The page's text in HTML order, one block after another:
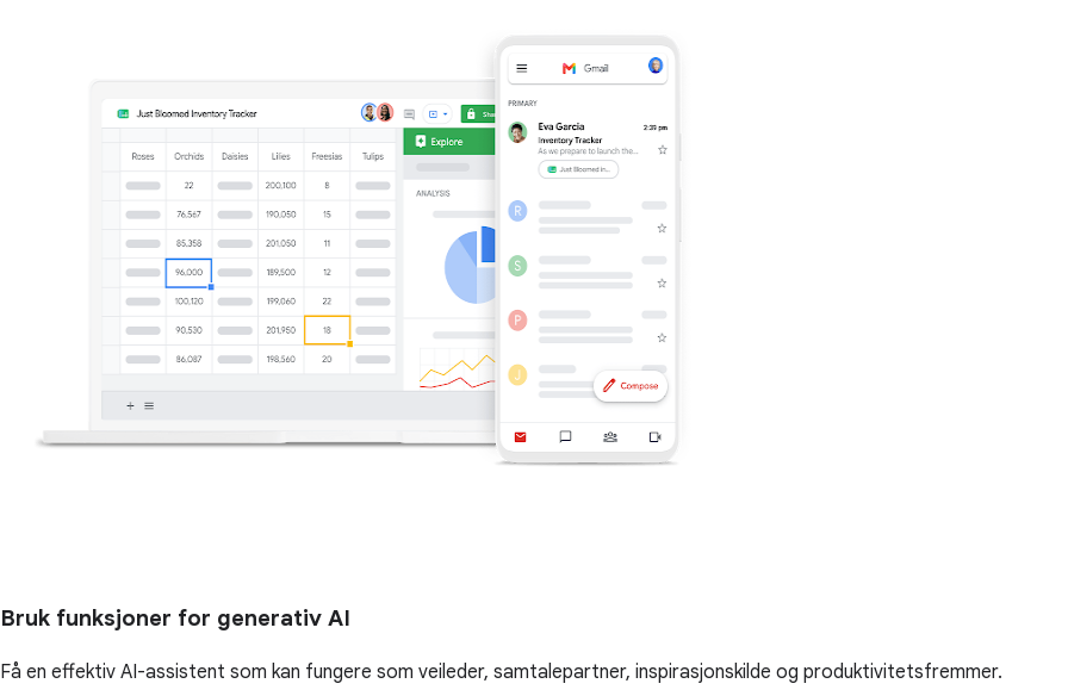
Bruk funksjoner for generativ AI
Få en effektiv AI-assistent som kan fungere som veileder, samtalepartner, inspirasjonskilde og produktivitetsfremmer.